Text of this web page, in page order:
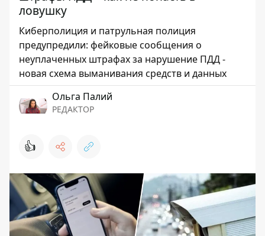
ловушку
Киберполиция и патрульная полиция
предупредили: фейковые сообщения о
неуплаченных штрафах за нарушение ПДД -
новая схема выманивания средств и данных
Ольга Палий
РЕДАКТОР
👍